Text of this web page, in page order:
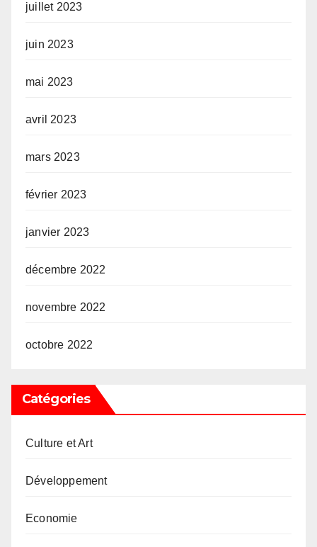
juillet 2023
juin 2023
mai 2023
avril 2023
mars 2023
février 2023
janvier 2023
décembre 2022
novembre 2022
octobre 2022
Catégories
Culture et Art
Développement
Economie